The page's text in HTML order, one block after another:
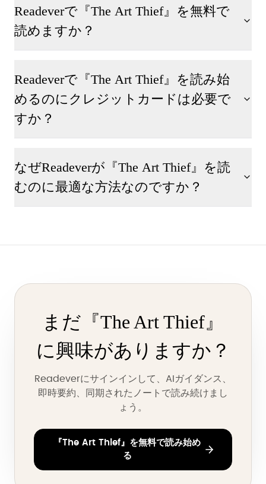
Readeverで『The Art Thief』を無料で
読めますか？
Readeverで『The Art Thief』を読み始
めるのにクレジットカードは必要で
すか？
なぜReadeverが『The Art Thief』を読
むのに最適な方法なのですか？
まだ『The Art Thief』
に興味がありますか？
Readeverにサインインして、AIガイダンス、
即時要約、同期されたノートで読み続けまし
ょう。
『The Art Thief』を無料で読み始め
る